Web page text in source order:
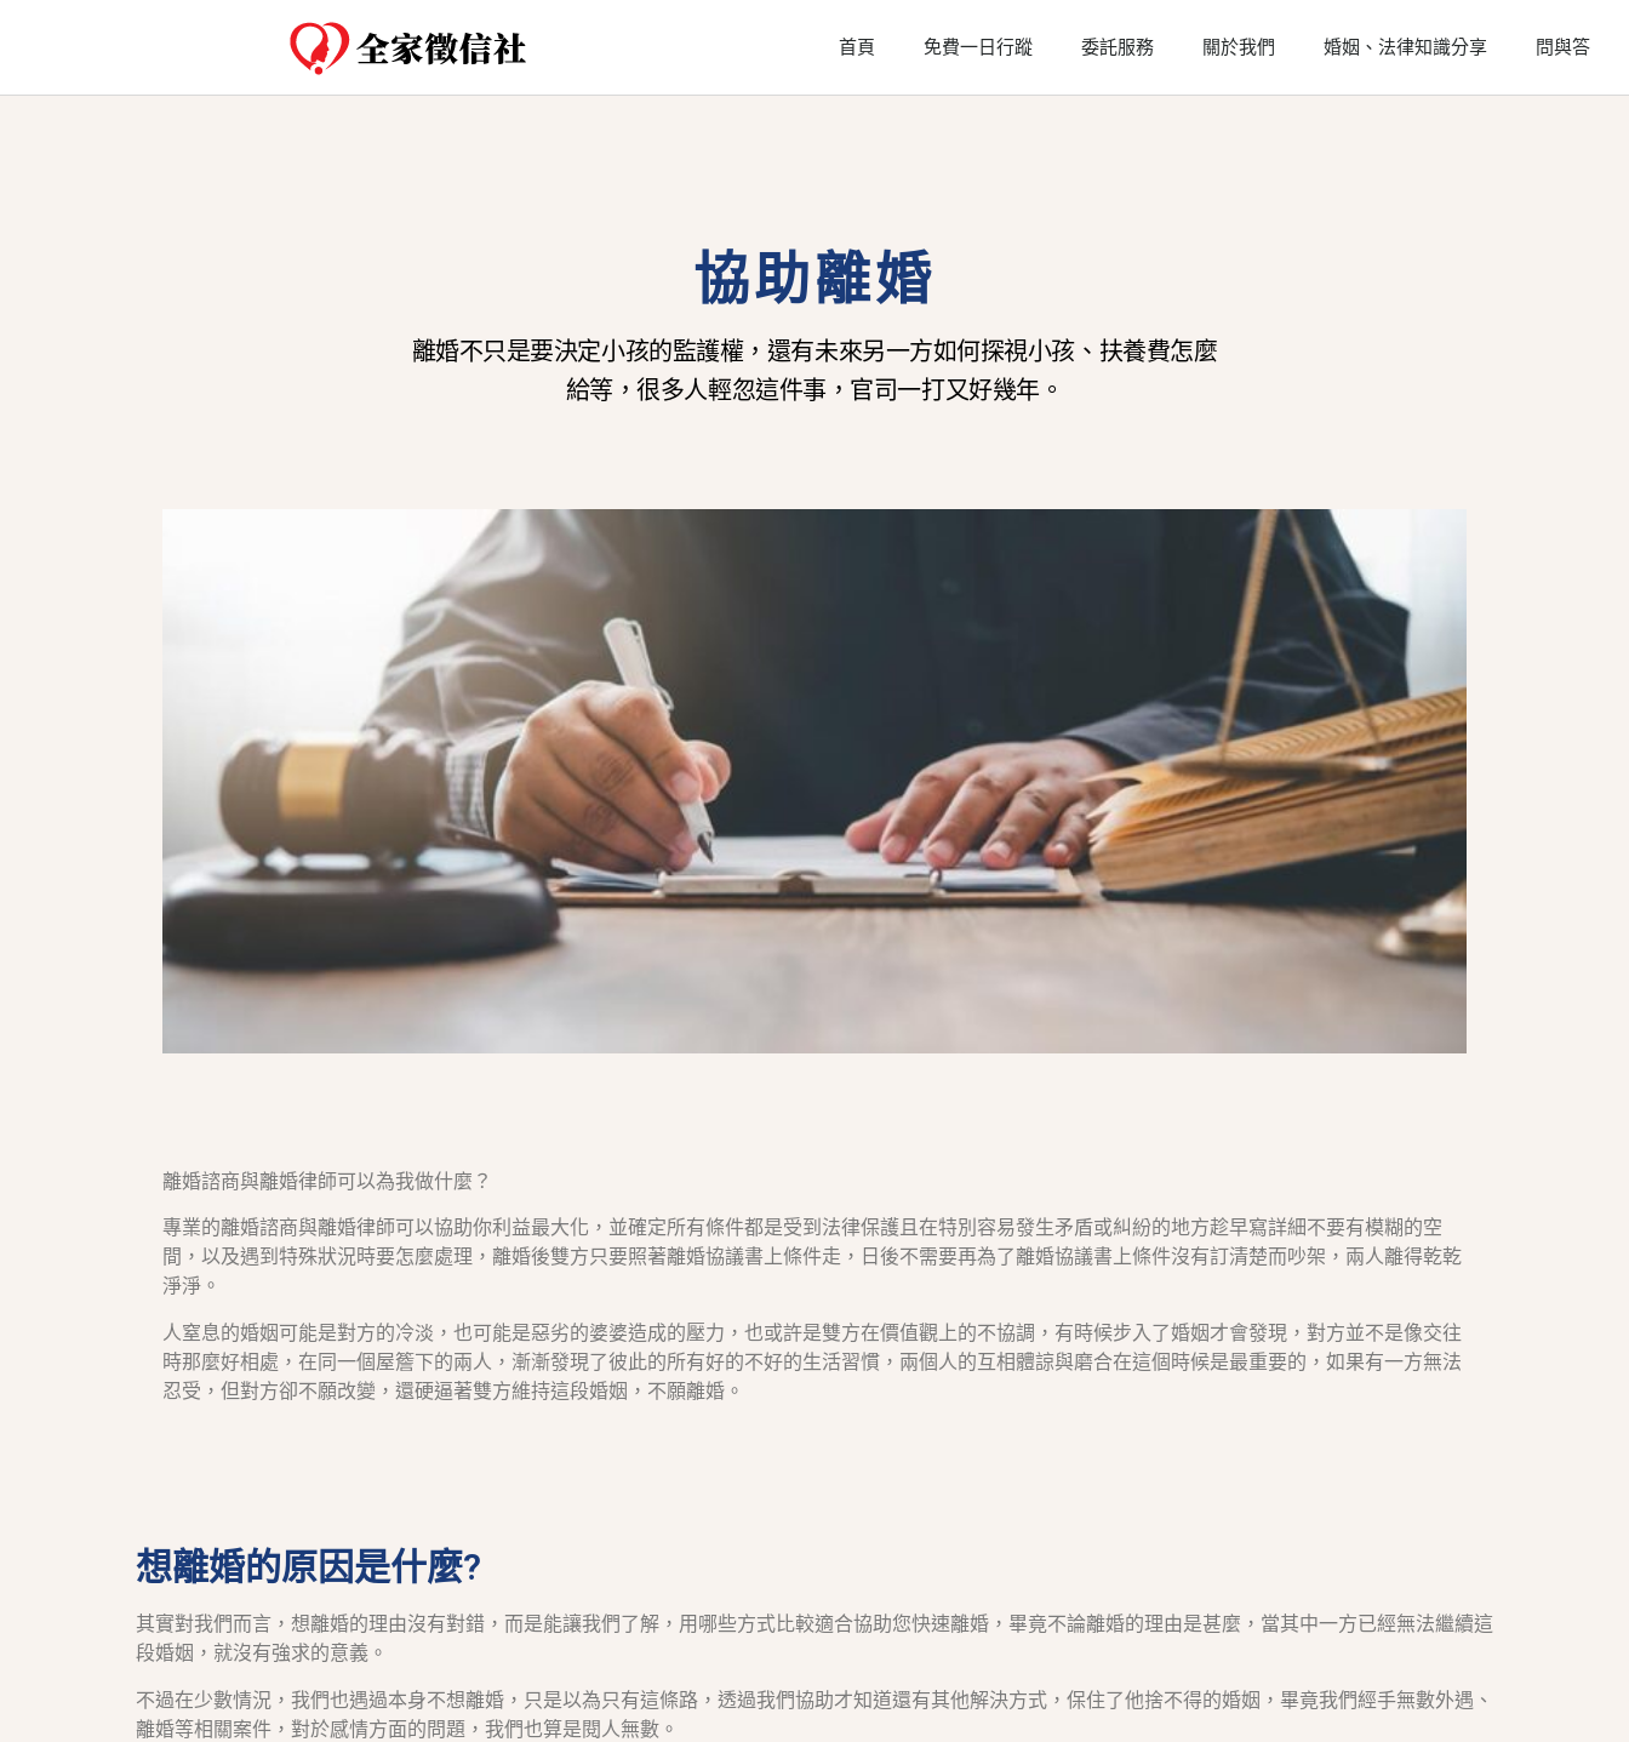
首頁 免費一日行蹤 委託服務 關於我們 婚姻、法律知識分享 問與答
協助離婚
離婚不只是要決定小孩的監護權，還有未來另一方如何探視小孩、扶養費怎麼
給等，很多人輕忽這件事，官司一打又好幾年。
離婚諮商與離婚律師可以為我做什麼？
專業的離婚諮商與離婚律師可以協助你利益最大化，並確定所有條件都是受到法律保護且在特別容易發生矛盾或糾紛的地方趁早寫詳細不要有模糊的空
間，以及遇到特殊狀況時要怎麼處理，離婚後雙方只要照著離婚協議書上條件走，日後不需要再為了離婚協議書上條件沒有訂清楚而吵架，兩人離得乾乾
淨淨。
人窒息的婚姻可能是對方的冷淡，也可能是惡劣的婆婆造成的壓力，也或許是雙方在價值觀上的不協調，有時候步入了婚姻才會發現，對方並不是像交往
時那麼好相處，在同一個屋簷下的兩人，漸漸發現了彼此的所有好的不好的生活習慣，兩個人的互相體諒與磨合在這個時候是最重要的，如果有一方無法
忍受，但對方卻不願改變，還硬逼著雙方維持這段婚姻，不願離婚。
想離婚的原因是什麼?
其實對我們而言，想離婚的理由沒有對錯，而是能讓我們了解，用哪些方式比較適合協助您快速離婚，畢竟不論離婚的理由是甚麼，當其中一方已經無法繼續這
段婚姻，就沒有強求的意義。
不過在少數情況，我們也遇過本身不想離婚，只是以為只有這條路，透過我們協助才知道還有其他解決方式，保住了他捨不得的婚姻，畢竟我們經手無數外遇、
離婚等相關案件，對於感情方面的問題，我們也算是閱人無數。